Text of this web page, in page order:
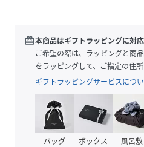
いた雰囲気で着用出来ます。
胸にはＮＡＮＧＡのロゴ刺繍、
アクセントにしています。
ゆとりのあるサイズ感でユニセ
【オンラインショップ限定カラー
92その他3。人気のブラックの
ントを施しました。
redeem本商品はギフトラッピングに対
ご希望の際は、ラッピングと商
をラッピングして、ご指定の住所
ギフトラッピングサービスにつ
バッグ ボックス 風呂敷